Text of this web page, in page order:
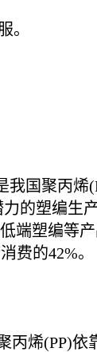
。
国聚丙
的塑编生
端塑编等
费的42%。
烯(PP)